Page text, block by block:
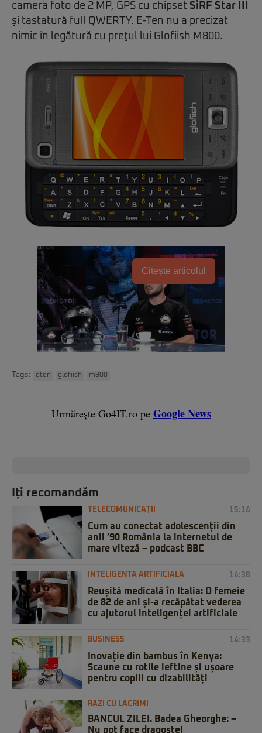
cameră foto de 2 MP, GPS cu chipset SiRF Star III
şi tastatură full QWERTY. E-Ten nu a precizat
nimic în legătură cu preţul lui Glofiish M800.
Citește articolul
Tags: eten glofiish m800
Urmărește Go4IT.ro pe Google News
Iți recomandăm
TELECOMUNICAȚII 15:14
Cum au conectat adolescenții din
anii ’90 România la internetul de
mare viteză – podcast BBC
INTELIGENTA ARTIFICIALA 14:38
Reușită medicală în Italia: O femeie
de 82 de ani și-a recăpătat vederea
cu ajutorul inteligenței artificiale
BUSINESS 14:33
Inovație din bambus în Kenya:
Scaune cu rotile ieftine și ușoare
pentru copiii cu dizabilități
RAZI CU LACRIMI
BANCUL ZILEI. Badea Gheorghe: –
Nu pot face dragoste!